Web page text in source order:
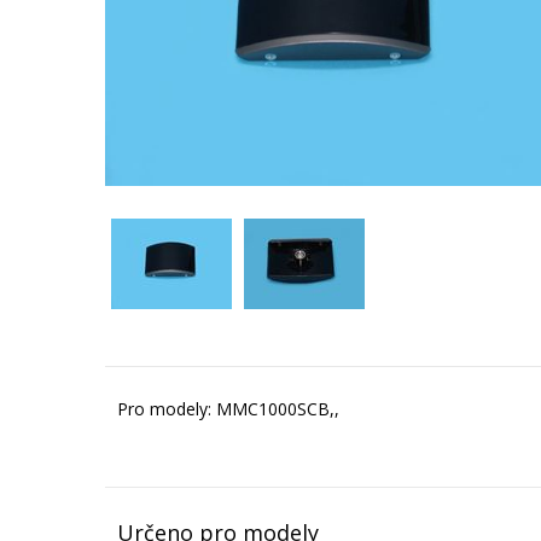
Pro modely: MMC1000SCB,,
Určeno pro modely